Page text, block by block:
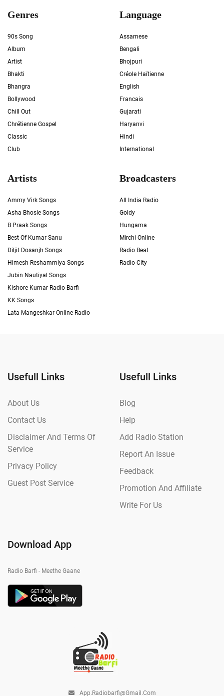
Genres
90s Song
Album
Artist
Bhakti
Bhangra
Bollywood
Chill Out
Chrétienne Gospel
Classic
Club
Language
Assamese
Bengali
Bhojpuri
Créole Haïtienne
English
Francais
Gujarati
Haryanvi
Hindi
International
Artists
Ammy Virk Songs
Asha Bhosle Songs
B Praak Songs
Best Of Kumar Sanu
Diljit Dosanjh Songs
Himesh Reshammiya Songs
Jubin Nautiyal Songs
Kishore Kumar Radio Barfi
KK Songs
Lata Mangeshkar Online Radio
Broadcasters
All India Radio
Goldy
Hungama
Mirchi Online
Radio Beat
Radio City
Usefull Links
About Us
Contact Us
Disclaimer And Terms Of
Service
Privacy Policy
Guest Post Service
Usefull Links
Blog
Help
Add Radio Station
Report An Issue
Feedback
Promotion And Affiliate
Write For Us
Download App
Radio Barfi - Meethe Gaane
App.radiobarfi@gmail.com